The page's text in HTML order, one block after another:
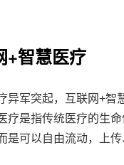
+智慧医疗
军突起，互联网+智
是指传统医疗的生
可以自由流动，上